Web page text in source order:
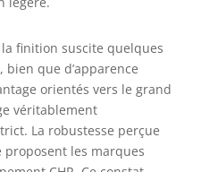
la finition suscite quelques
bien que d’apparence
orientés vers le grand
véritablement
La robustesse perçue
proposent les marques